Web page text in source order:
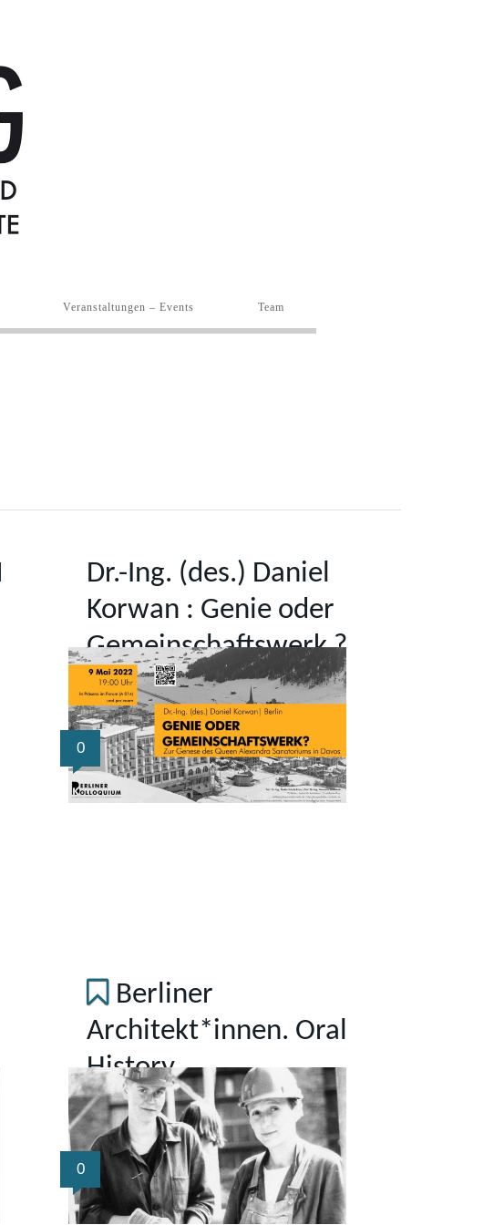
Veranstaltungen – Events Team
Dr.-Ing. (des.) Daniel
Korwan : Genie oder
Gemeinschaftswerk ?
0
Berliner
Architekt*innen. Oral
History
0